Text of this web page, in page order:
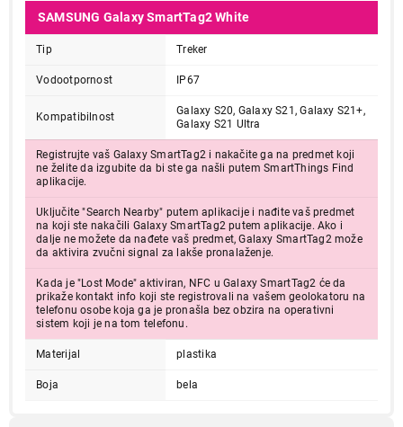
SAMSUNG Galaxy SmartTag2 White
Tip Treker
Vodootpornost IP67
Kompatibilnost
Galaxy S20, Galaxy S21, Galaxy S21+,
Galaxy S21 Ultra
Registrujte vaš Galaxy SmartTag2 i nakačite ga na predmet koji
ne želite da izgubite da bi ste ga našli putem SmartThings Find
aplikacije.
Uključite "Search Nearby" putem aplikacije i nađite vaš predmet
na koji ste nakačili Galaxy SmartTag2 putem aplikacije. Ako i
dalje ne možete da nađete vaš predmet, Galaxy SmartTag2 može
da aktivira zvučni signal za lakše pronalaženje.
Kada je "Lost Mode" aktiviran, NFC u Galaxy SmartTag2 će da
prikaže kontakt info koji ste registrovali na vašem geolokatoru na
telefonu osobe koja ga je pronašla bez obzira na operativni
sistem koji je na tom telefonu.
Materijal plastika
Boja bela